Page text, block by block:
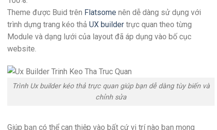
Theme được Buid trên Flatsome nên dễ dàng sử dụng với
trình dựng trang kéo thả UX builder trực quan theo từng
Module và dạng lưới của layout đã áp dụng vào bố cục
website.
Trình Ux builder kéo thả trực quan giúp bạn dễ dàng tùy biến và
chỉnh sửa
Giúp bạn có thể can thiệp vào bất cứ vị trí nào bạn mong